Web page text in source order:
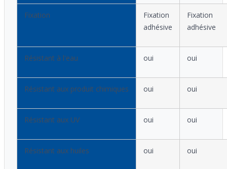
Fixation
Fixation
adhésive
Fixation
adhésive
Résistant à l'eau oui oui
Résistant aux produit chimiques oui oui
Résistant aux UV oui oui
Résistant aux huiles oui oui